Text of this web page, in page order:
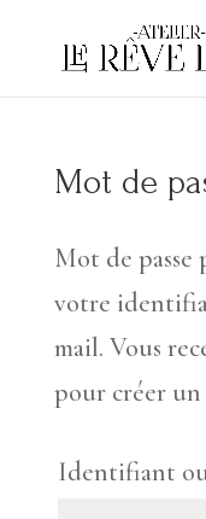
Mot de
Mot de passe
votre
mail. Vous
pour créer un
Identifiant